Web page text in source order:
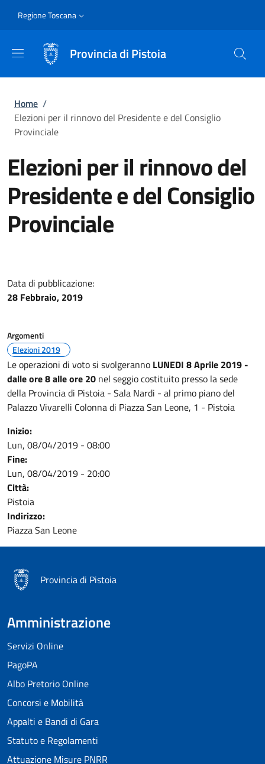
Slim
Regione Toscana
Provincia di Pistoia
Briciole di pane
Home /
Elezioni per il rinnovo del Presidente e del Consiglio
Provinciale
Elezioni per il rinnovo del
Presidente e del Consiglio
Provinciale
Data di pubblicazione:
28 Febbraio, 2019
Argomenti
Elezioni 2019
Le operazioni di voto si svolgeranno LUNEDI 8 Aprile 2019 -
dalle ore 8 alle ore 20 nel seggio costituito presso la sede
della Provincia di Pistoia - Sala Nardi - al primo piano del
Palazzo Vivarelli Colonna di Piazza San Leone, 1 - Pistoia
Inizio:
Lun, 08/04/2019 - 08:00
Fine:
Lun, 08/04/2019 - 20:00
Città:
Pistoia
Indirizzo:
Piazza San Leone
Provincia di Pistoia
Amministrazione
Servizi Online
PagoPA
Albo Pretorio Online
Concorsi e Mobilità
Appalti e Bandi di Gara
Statuto e Regolamenti
Attuazione Misure PNRR